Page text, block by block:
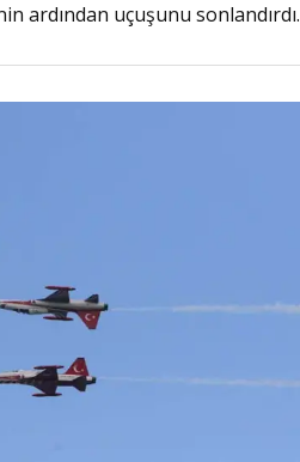
ardından uçuşunu sonlandırdı.